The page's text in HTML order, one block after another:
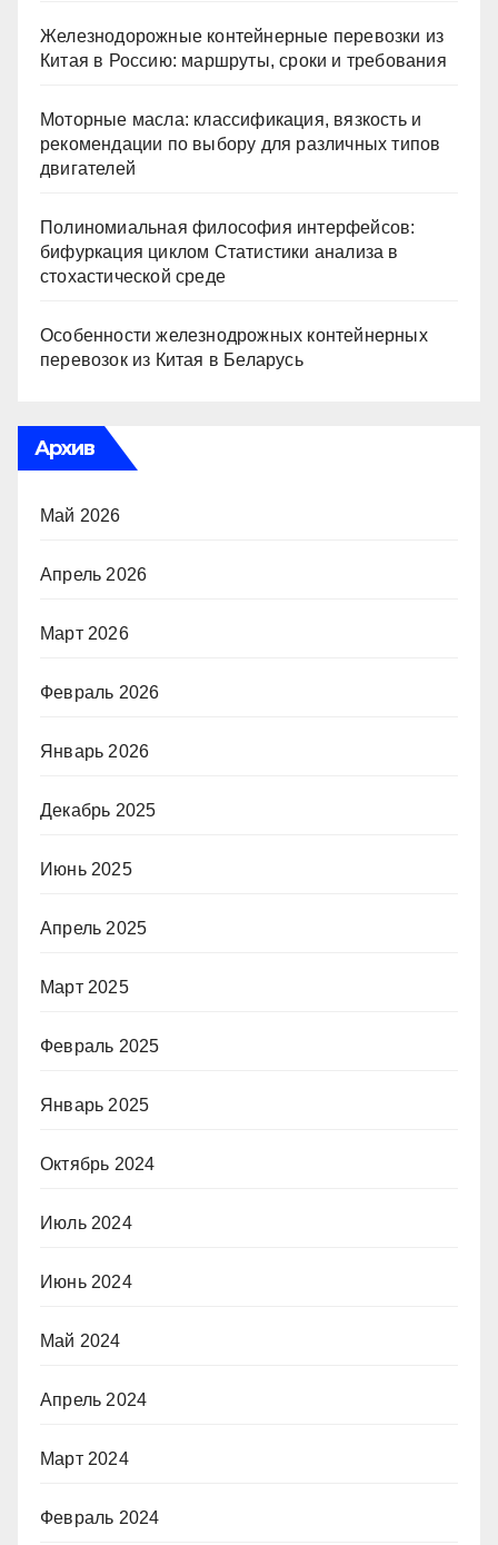
Железнодорожные контейнерные перевозки из
Китая в Россию: маршруты, сроки и требования
Моторные масла: классификация, вязкость и
рекомендации по выбору для различных типов
двигателей
Полиномиальная философия интерфейсов:
бифуркация циклом Статистики анализа в
стохастической среде
Особенности железнодрожных контейнерных
перевозок из Китая в Беларусь
Архив
Май 2026
Апрель 2026
Март 2026
Февраль 2026
Январь 2026
Декабрь 2025
Июнь 2025
Апрель 2025
Март 2025
Февраль 2025
Январь 2025
Октябрь 2024
Июль 2024
Июнь 2024
Май 2024
Апрель 2024
Март 2024
Февраль 2024